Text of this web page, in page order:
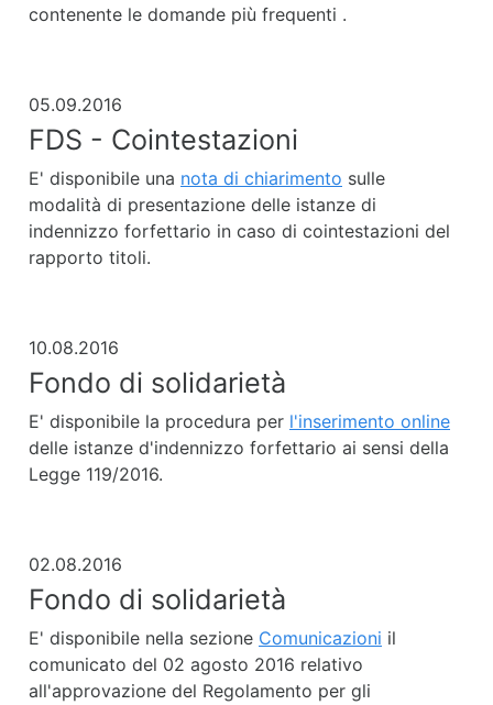
contenente le domande più frequenti .
05.09.2016
FDS - Cointestazioni
E' disponibile una nota di chiarimento sulle
modalità di presentazione delle istanze di
indennizzo forfettario in caso di cointestazioni del
rapporto titoli.
10.08.2016
Fondo di solidarietà
E' disponibile la procedura per l'inserimento online
delle istanze d'indennizzo forfettario ai sensi della
Legge 119/2016.
02.08.2016
Fondo di solidarietà
E' disponibile nella sezione Comunicazioni il
comunicato del 02 agosto 2016 relativo
all'approvazione del Regolamento per gli